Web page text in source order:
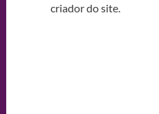
criador do site.